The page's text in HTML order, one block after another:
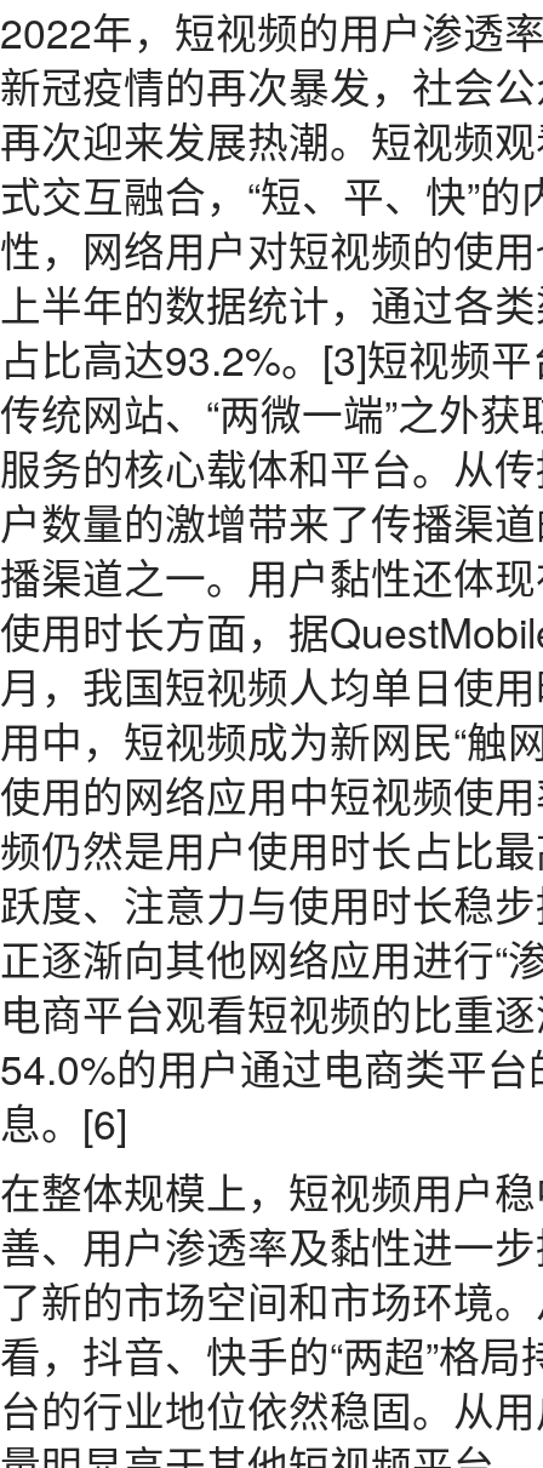
2022年，短视频的用户渗透
新冠疫情的再次暴发，社会
再次迎来发展热潮。短视频
式交互融合，“短、平、快”
性，网络用户对短视频的使
上半年的数据统计，通过各
占比高达93.2%。[3]短视频
传统网站、“两微一端”之外
服务的核心载体和平台。从
户数量的激增带来了传播渠
播渠道之一。用户黏性还体
使用时长方面，据
月，我国短视频人均单日使
用中，短视频成为新网民“触
使用的网络应用中短视频使
频仍然是用户使用时长占比
跃度、注意力与使用时长稳
正逐渐向其他网络应用进行“
电商平台观看短视频的比重
54.0%的用户通过电商类平
息。[6]
在整体规模上，短视频用户
善、用户渗透率及黏性进一
了新的市场空间和市场环境
看，抖音、快手的“两超”格
台的行业地位依然稳固。从